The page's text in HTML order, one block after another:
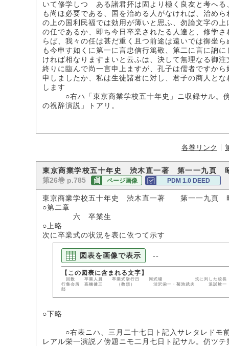
いて修学しつゝある諸君抔は固より極く良友と考へ
も尚ほ必要である、国を治める人がなければ、治め
の上の国利民福では効用が薄いと思ふ、勿論文字の
の任であるか、即ち今日卒業されたる人達と、修学
らば、我々の任は甚だ重く且つ前途は遠いでは御坐
も今申す如くに第一に言忠信行篤敬、第二に言に訥
ければ相なりますまいと云ふは、決して無理なる御
終りに臨んで尚一言申上ますが、孔子は儒者ですか
申しましたか、私は生徒諸君に対し、君子の商人と
します
○右ハ「東京商業学校五十年史」ニ収録サル。傍
の祝辞演説」トアリ。
各巻リンク
東京商業学校五十年史 渋木直一著 第一一九頁
第26巻 p.785 ページ画像 PDM 1.0 DEED
東京商業学校五十年史 渋木直一著 第一一九頁
○第二章
六 卒業生
○上略
次に卒業式の状況を表に依つて示す
図表を画像で表示 --
回数 卒業人員 卒業式挙行日 同式場 式に列した校長
行集会所 高橋健三 （教頭） 渋沢栄一・
郎 浜田健
○下略
○右表ニハ、三月二十七日ト記入サレタレドモ前
レアル栄一演説ノ傍題ニモ二月七日ト記サル。仍ツ